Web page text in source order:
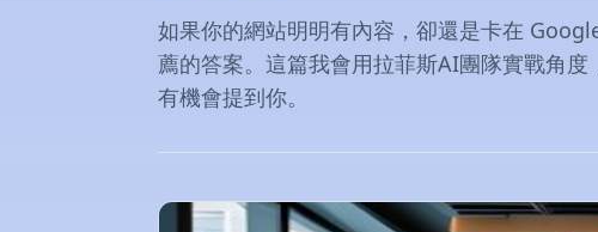
如果你的網站明明有內容，卻還是卡在
薦的答案。這篇我會用拉菲斯AI團隊實戰角
有機會提到你。